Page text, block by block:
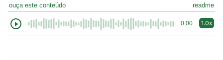
ouça este conteúdo readme
0:00 1.0x